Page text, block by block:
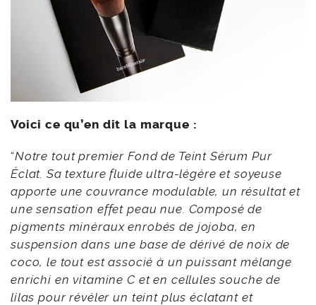
Voici ce qu’en dit la marque :
“Notre tout premier Fond de Teint Sérum Pur
Éclat. Sa texture fluide ultra-légère et soyeuse
apporte une couvrance modulable, un résultat et
une sensation effet peau nue. Composé de
pigments minéraux enrobés de jojoba, en
suspension dans une base de dérivé de noix de
coco, le tout est associé à un puissant mélange
enrichi en vitamine C et en cellules souche de
lilas pour révéler un teint plus éclatant et